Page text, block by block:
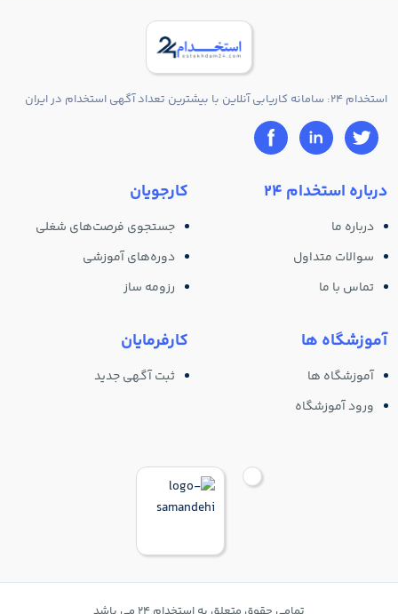
استخدام 24: سامانه کاریابی آنلاین با بیشترین تعداد آگهی استخدام در ایران
درباره استخدام 24
درباره ما
سوالات متداول
تماس با ما
آموزشگاه ها
آموزشگاه ها
ورود آموزشگاه
کارجویان
جستجوی فرصت‌های شغلی
دوره‌های آموزشی
رزومه ساز
کارفرمایان
ثبت آگهی جدید